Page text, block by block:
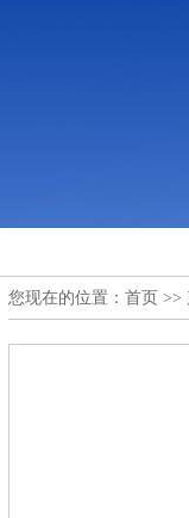
您现在的位置： 首页 >>